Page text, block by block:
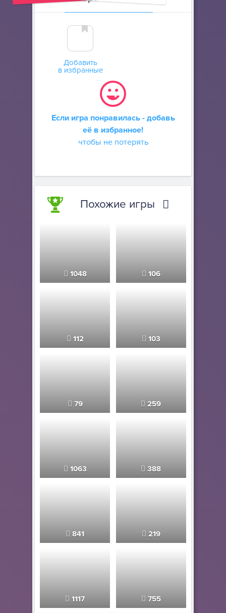
Добавить
в избранные
Если игра понравилась - добавь
её в избранное!
чтобы не потерять
Похожие игры
1048 106
112 103
79 259
1063 388
841 219
1117 755